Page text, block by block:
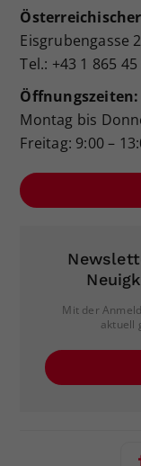
Eisgrubengasse
Tel.: +43 1 865 45
Öffnungszeiten:
Montag bis
Freitag: 9:00 –
Mit der
aktuell